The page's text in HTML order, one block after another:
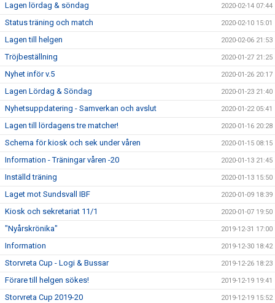
Lagen lördag & söndag 2020-02-14 07:44
Status träning och match 2020-02-10 15:01
Lagen till helgen 2020-02-06 21:53
Tröjbeställning 2020-01-27 21:25
Nyhet inför v.5 2020-01-26 20:17
Lagen Lördag & Söndag 2020-01-23 21:40
Nyhetsuppdatering - Samverkan och avslut 2020-01-22 05:41
Lagen till lördagens tre matcher! 2020-01-16 20:28
Schema för kiosk och sek under våren 2020-01-15 08:15
Information - Träningar våren -20 2020-01-13 21:45
Inställd träning 2020-01-13 15:50
Laget mot Sundsvall IBF 2020-01-09 18:39
Kiosk och sekretariat 11/1 2020-01-07 19:50
"Nyårskrönika" 2019-12-31 17:00
Information 2019-12-30 18:42
Storvreta Cup - Logi & Bussar 2019-12-26 18:23
Förare till helgen sökes! 2019-12-19 19:41
Storvreta Cup 2019-20 2019-12-19 15:52